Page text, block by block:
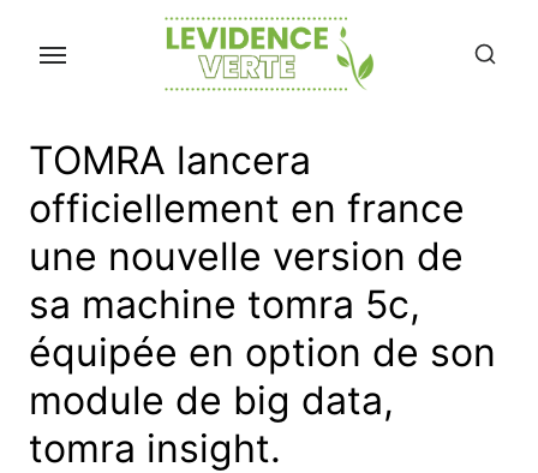
TOMRA lancera
officiellement en france
une nouvelle version de
sa machine tomra 5c,
équipée en option de son
module de big data,
tomra insight.